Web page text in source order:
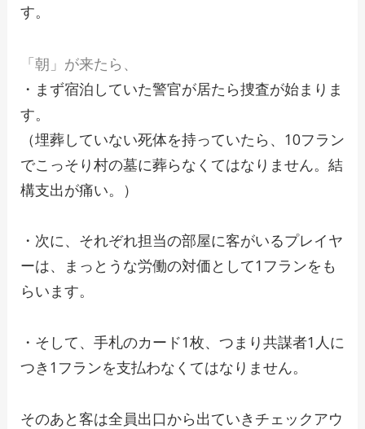
す。
「朝」が来たら、
・まず宿泊していた警官が居たら捜査が始まりま
す。
（埋葬していない死体を持っていたら、10フラン
でこっそり村の墓に葬らなくてはなりません。結
構支出が痛い。）
・次に、それぞれ担当の部屋に客がいるプレイヤ
ーは、まっとうな労働の対価として1フランをも
らいます。
・そして、手札のカード1枚、つまり共謀者1人に
つき1フランを支払わなくてはなりません。
そのあと客は全員出口から出ていきチェックアウ